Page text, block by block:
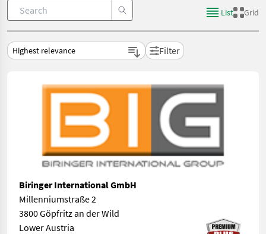
List
Grid
Filter
Biringer International GmbH
Millenniumstraße 2
3800 Göpfritz an der Wild
Lower Austria